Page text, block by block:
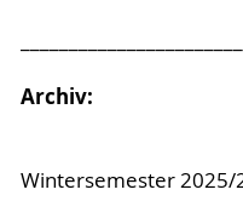
Archiv:
Wintersemester 2025/